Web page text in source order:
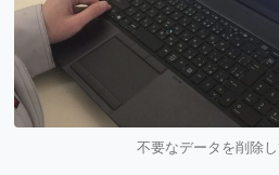
不要なデータを削除